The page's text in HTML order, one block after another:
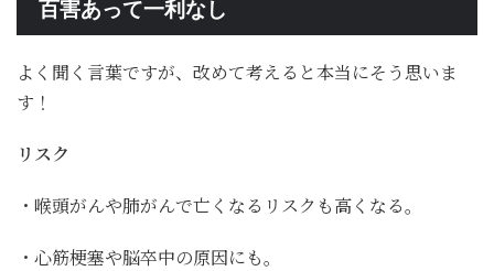
百害あって一利なし
よく聞く言葉ですが、改めて考えると本当にそう思いま
す！
リスク
・喉頭がんや肺がんで亡くなるリスクも高くなる。
・心筋梗塞や脳卒中の原因にも。